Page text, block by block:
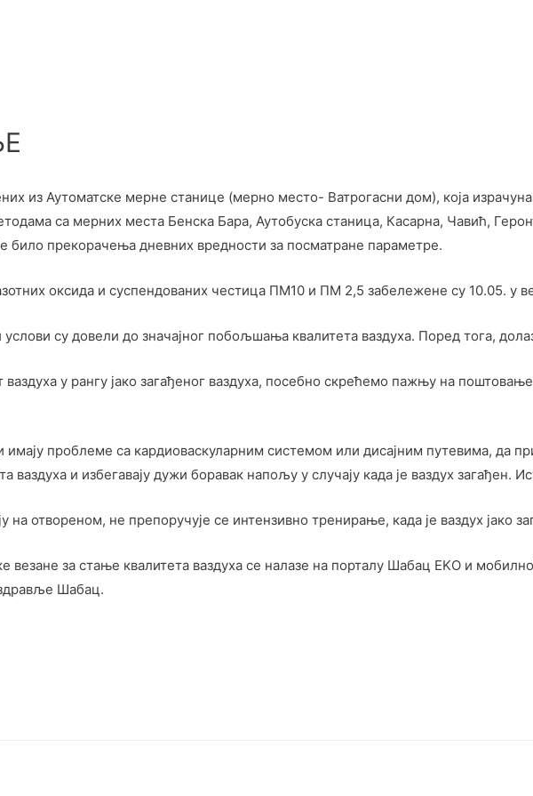
из Аутоматске мерне станице (мерно место- Ватрогасни дом), која
са мерних места Бенска Бара, Аутобуска станица, Касарна, Чавић,
било прекорачења дневних вредности за посматране параметре.
оксида и суспендованих честица ПM10 и ПМ 2,5 забележене су 10.05. у
су довели до значајног побољшања квалитета ваздуха. Поред тога,
ваздуха у рангу јако загађеног ваздуха, посебно скрећемо пажњу на
имају проблеме са кардиоваскуларним системом или дисајним путевима, да
ваздуха и избегавају дужи боравак напољу у случају када је ваздух загађен.
на отвореном, не препоручује се интензивно тренирање, када је ваздух јако
везане за стање квалитета ваздуха се налазе на порталу Шабац EKО и
Шабац.